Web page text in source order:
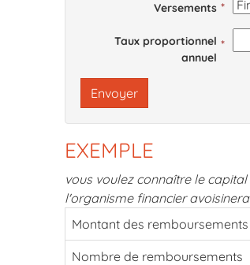
Versements
Taux proportionnel
annuel
Envoyer
EXEMPLE
vous voulez connaître le
l'organisme financier avoisinera
Montant des remboursements
Nombre de remboursements